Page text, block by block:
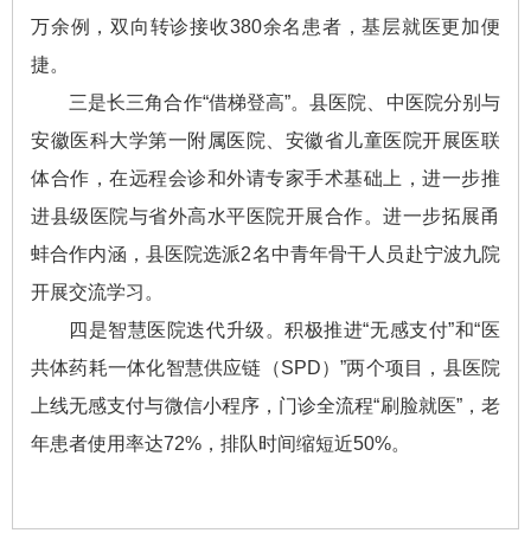
万余例，双向转诊接收380余名患者，基层就医更加便
捷。
三是长三角合作“借梯登高”。县医院、中医院分别与
安徽医科大学第一附属医院、安徽省儿童医院开展医联
体合作，在远程会诊和外请专家手术基础上，进一步推
进县级医院与省外高水平医院开展合作。进一步拓展甬
蚌合作内涵，县医院选派2名中青年骨干人员赴宁波九院
开展交流学习。
四是智慧医院迭代升级。积极推进“无感支付”和“医
共体药耗一体化智慧供应链（SPD）”两个项目，县医院
上线无感支付与微信小程序，门诊全流程“刷脸就医”，老
年患者使用率达72%，排队时间缩短近50%。